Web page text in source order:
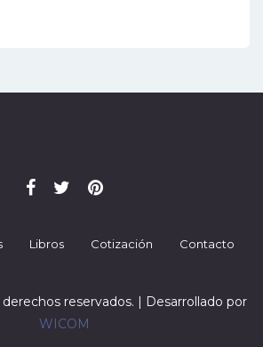
Libros Cotización Contacto
reservados. | Desarrollado por
WICOM